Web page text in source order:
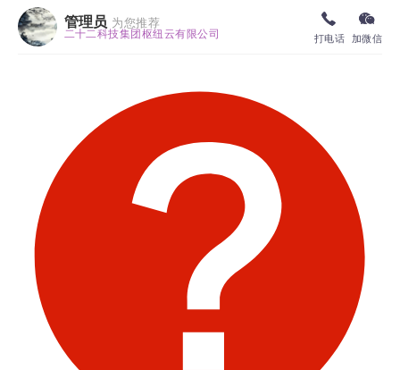
管理员 为您推荐
二十二科技集团枢纽云有限公司 打电话 加微信